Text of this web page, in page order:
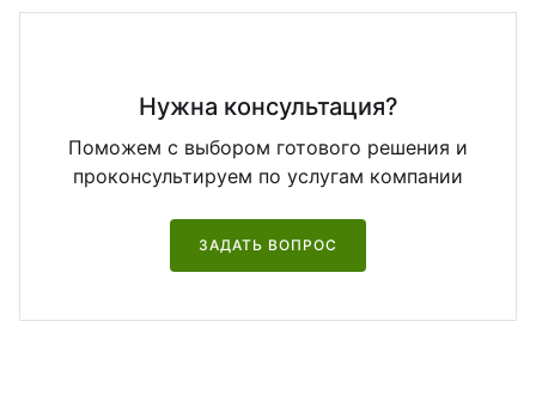
Нужна консультация?
Поможем с выбором готового решения и
проконсультируем по услугам компании
ЗАДАТЬ ВОПРОС